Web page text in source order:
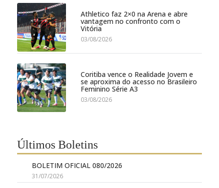
Athletico faz 2×0 na Arena e abre
vantagem no confronto com o
Vitória
03/08/2026
Coritiba vence o Realidade Jovem e
se aproxima do acesso no Brasileiro
Feminino Série A3
03/08/2026
Últimos Boletins
BOLETIM OFICIAL 080/2026
31/07/2026